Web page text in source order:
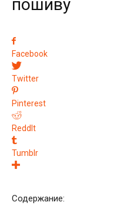
пошиву
Facebook
Twitter
Pinterest
ReddIt
Tumblr
Содержание: